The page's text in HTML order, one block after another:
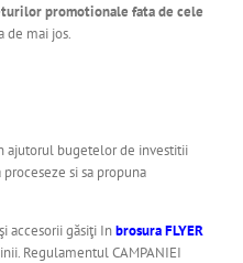
promotionale fata de cele
de mai jos.
ajutorul bugetelor de investitii
si sa propuna
accesorii găsiţi Inbrosura FLYER
Regulamentul CAMPANIEI